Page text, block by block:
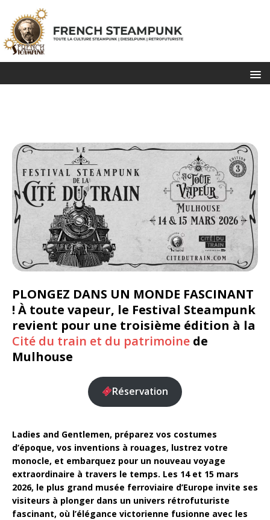
PLONGEZ DANS UN MONDE FASCINANT
! À toute vapeur, le Festival Steampunk
revient pour une troisième édition à la
Cité du train et du patrimoine de
Mulhouse
Réservation
Ladies and Gentlemen, préparez vos costumes
d’époque, vos inventions à rouages, lustrez votre
monocle, et embarquez pour un nouveau voyage
extraordinaire à travers le temps. Les 14 et 15 mars
2026, le plus grand musée ferroviaire d’Europe invite ses
visiteurs à plonger dans un univers rétrofuturiste
fascinant, où l’élégance victorienne fusionne avec les